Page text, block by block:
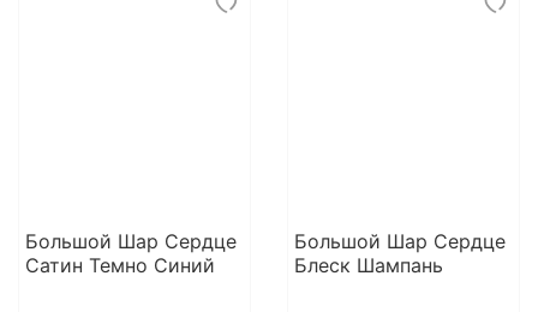
Большой Шар Сердце
Сатин Темно Синий
Большой Шар Сердце
Блеск Шампань